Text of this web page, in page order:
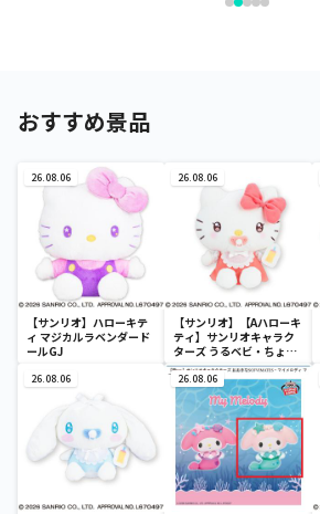
おすすめ景品
26.08.06
【サンリオ】ハローキテ
ィ マジカルラベンダード
ールGJ
26.08.06
【サンリオ】【Aハローキ
ティ】サンリオキャラク
ターズ うるベビ・ちょい
デカドール
26.08.06 26.08.06